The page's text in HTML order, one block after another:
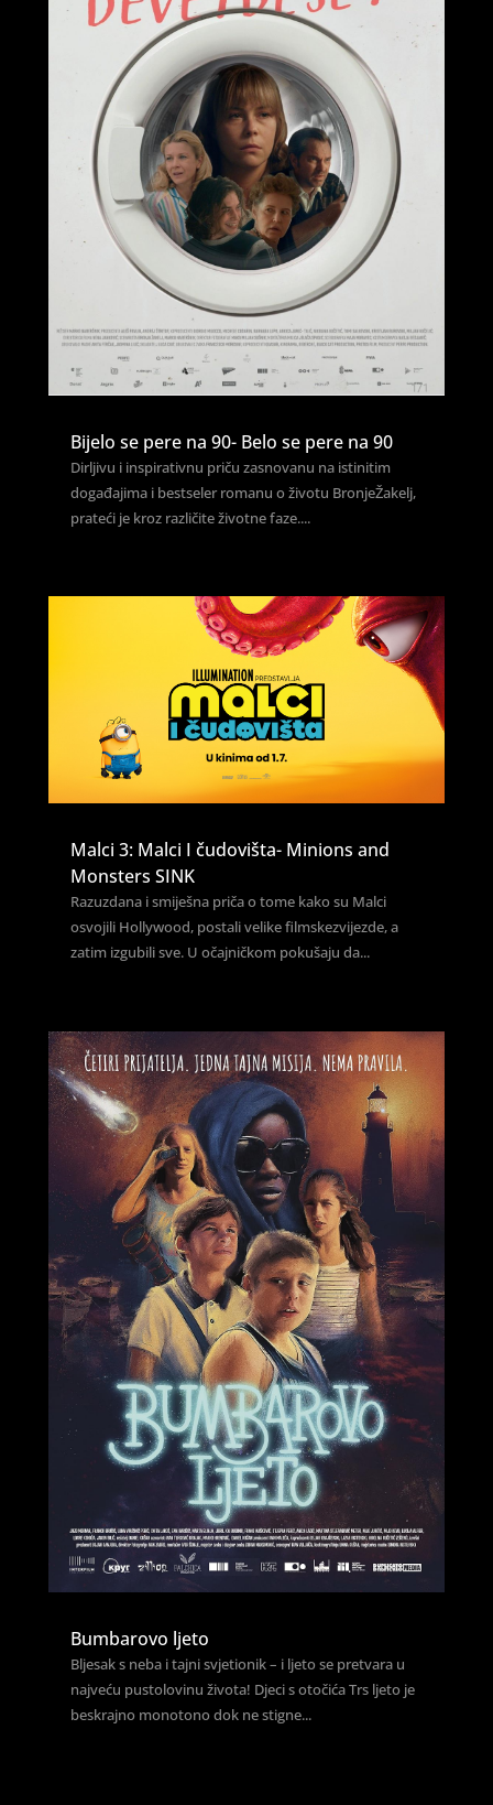
Bijelo se pere na 90- Belo se pere na 90
Dirljivu i inspirativnu priču zasnovanu na istinitim
događajima i bestseler romanu o životu BronjeŽakelj,
prateći je kroz različite životne faze....
Malci 3: Malci I čudovišta- Minions and
Monsters SINK
Razuzdana i smiješna priča o tome kako su Malci
osvojili Hollywood, postali velike filmskezvijezde, a
zatim izgubili sve. U očajničkom pokušaju da...
Bumbarovo ljeto
Bljesak s neba i tajni svjetionik – i ljeto se pretvara u
najveću pustolovinu života! Djeci s otočića Trs ljeto je
beskrajno monotono dok ne stigne...